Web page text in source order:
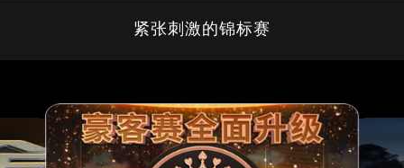
紧张刺激的锦标赛